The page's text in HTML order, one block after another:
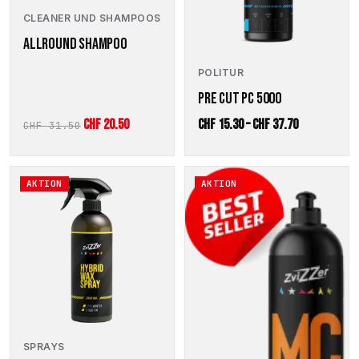
CLEANER UND SHAMPOOS
ALLROUND SHAMPOO
CHF31.50 Ursprünglicher
war:
CHF 31.50
CHF20.50Aktueller
ist:
POLITUR
PRE CUT PC 5000
CHF 15.30–CHF37.70
bis
CHF 37.70
Produktseite
AKTION
SPRAYS
AKTION
Dieses
Produkt
weist
mehrere
Varianten
auf.